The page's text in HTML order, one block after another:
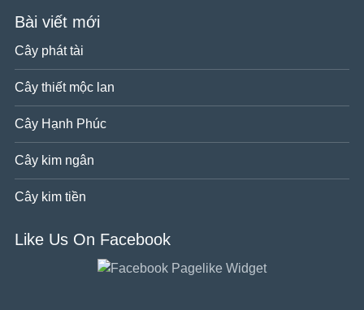
Bài viết mới
Cây phát tài
Cây thiết mộc lan
Cây Hạnh Phúc
Cây kim ngân
Cây kim tiền
Like Us On Facebook